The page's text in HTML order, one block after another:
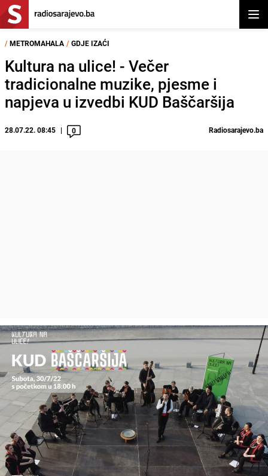
/ METROMAHALA / GDJE IZAĆI
Kultura na ulice! - Večer
tradicionalne muzike, pjesme i
napjeva u izvedbi KUD Baščaršija
28.07.22. 08:45 0 Radiosarajevo.ba